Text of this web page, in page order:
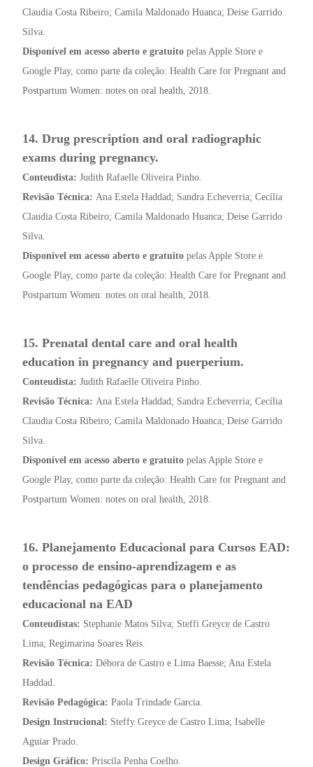
Claudia Costa Ribeiro; Camila Maldonado Huanca; Deise Garrido
Silva.
Disponível em acesso aberto e gratuito pelas Apple Store e
Google Play, como parte da coleção: Health Care for Pregnant and
Postpartum Women: notes on oral health, 2018.
14. Drug prescription and oral radiographic
exams during pregnancy.
Conteudista: Judith Rafaelle Oliveira Pinho.
Revisão Técnica: Ana Estela Haddad; Sandra Echeverria; Cecília
Claudia Costa Ribeiro; Camila Maldonado Huanca; Deise Garrido
Silva.
Disponível em acesso aberto e gratuito pelas Apple Store e
Google Play, como parte da coleção: Health Care for Pregnant and
Postpartum Women: notes on oral health, 2018.
15. Prenatal dental care and oral health
education in pregnancy and puerperium.
Conteudista: Judith Rafaelle Oliveira Pinho.
Revisão Técnica: Ana Estela Haddad; Sandra Echeverria; Cecília
Claudia Costa Ribeiro; Camila Maldonado Huanca; Deise Garrido
Silva.
Disponível em acesso aberto e gratuito pelas Apple Store e
Google Play, como parte da coleção: Health Care for Pregnant and
Postpartum Women: notes on oral health, 2018.
16. Planejamento Educacional para Cursos EAD:
o processo de ensino-aprendizagem e as
tendências pedagógicas para o planejamento
educacional na EAD
Conteudistas: Stephanie Matos Silva; Steffi Greyce de Castro
Lima; Regimarina Soares Reis.
Revisão Técnica: Débora de Castro e Lima Baesse; Ana Estela
Haddad.
Revisão Pedagógica: Paola Trindade Garcia.
Design Instrucional: Steffy Greyce de Castro Lima; Isabelle
Aguiar Prado.
Design Gráfico: Priscila Penha Coelho.